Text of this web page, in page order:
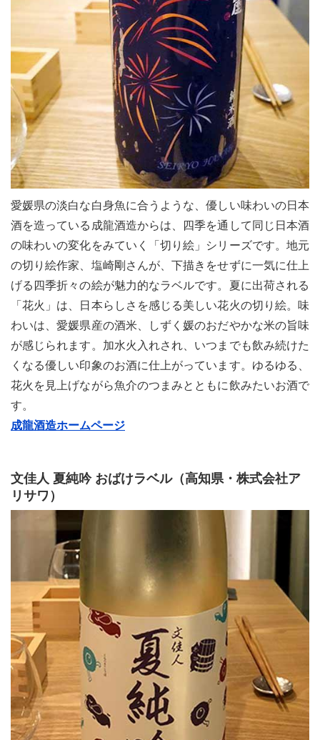
愛媛県の淡白な白身魚に合うような、優しい味わいの日本
酒を造っている成龍酒造からは、四季を通して同じ日本酒
の味わいの変化をみていく「切り絵」シリーズです。地元
の切り絵作家、塩崎剛さんが、下描きをせずに一気に仕上
げる四季折々の絵が魅力的なラベルです。夏に出荷される
「花火」は、日本らしさを感じる美しい花火の切り絵。味
わいは、愛媛県産の酒米、しずく媛のおだやかな米の旨味
が感じられます。加水火入れされ、いつまでも飲み続けた
くなる優しい印象のお酒に仕上がっています。ゆるゆる、
花火を見上げながら魚介のつまみとともに飲みたいお酒で
す。
成龍酒造ホームページ
文佳人 夏純吟 おばけラベル（高知県・株式会社ア
リサワ）